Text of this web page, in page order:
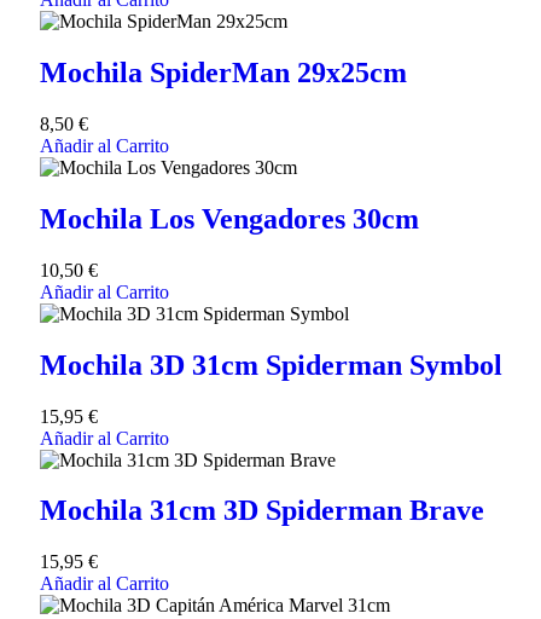
Mochila SpiderMan 29x25cm
8,50 €
Añadir al Carrito
Mochila Los Vengadores 30cm
10,50 €
Añadir al Carrito
Mochila 3D 31cm Spiderman Symbol
15,95 €
Añadir al Carrito
Mochila 31cm 3D Spiderman Brave
15,95 €
Añadir al Carrito